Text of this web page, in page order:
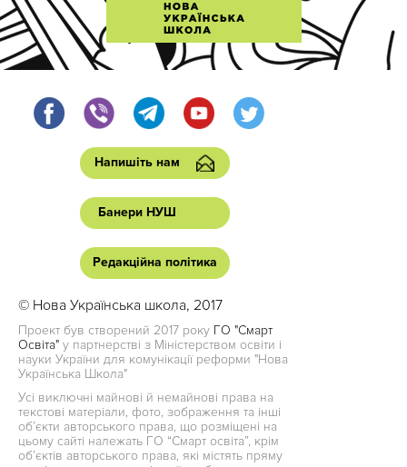
Напишіть нам
Банери НУШ
Редакційна політика
© Нова Українська школа, 2017
Проект був створений 2017 року ГО "Смарт
Освіта" у партнерстві з Міністерством освіти і
науки України для комунікації реформи "Нова
Українська Школа"
Усі виключні майнові й немайнові права на
текстові матеріали, фото, зображення та інші
об’єкти авторського права, що розміщені на
цьому сайті належать ГО “Смарт освіта”, крім
об’єктів авторського права, які містять пряму